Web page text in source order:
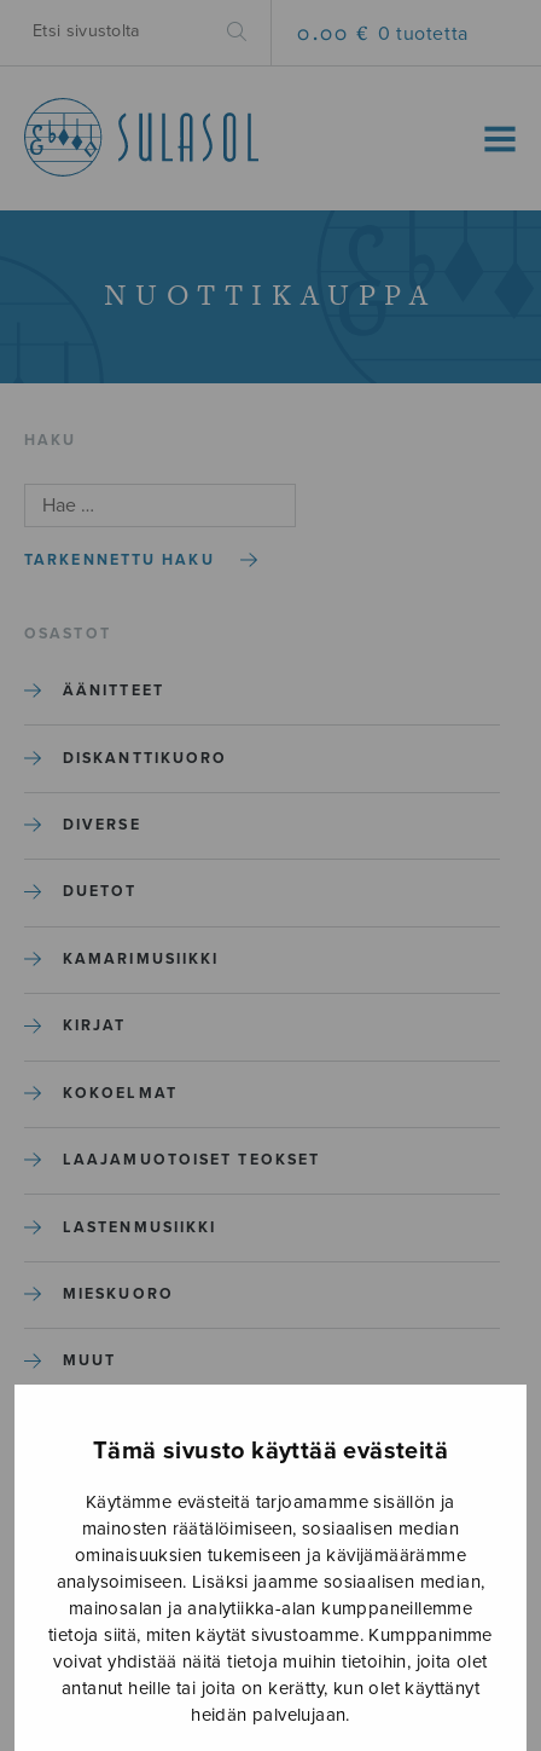
Tämä sivusto käyttää evästeitä
Käytämme evästeitä tarjoamamme sisällön ja
mainosten räätälöimiseen, sosiaalisen median
ominaisuuksien tukemiseen ja kävijämäärämme
analysoimiseen. Lisäksi jaamme sosiaalisen median,
mainosalan ja analytiikka-alan kumppaneillemme
tietoja siitä, miten käytät sivustoamme. Kumppanimme
voivat yhdistää näitä tietoja muihin tietoihin, joita olet
antanut heille tai joita on kerätty, kun olet käyttänyt
heidän palvelujaan.
0.00 € 0 tuotetta
MENU
NUOTTIKAUPPA
HAKU
TARKENNETTU HAKU
OSASTOT
ÄÄNITTEET
DISKANTTIKUORO
DIVERSE
DUETOT
KAMARIMUSIIKKI
KIRJAT
KOKOELMAT
LAAJAMUOTOISET TEOKSET
LASTENMUSIIKKI
MIESKUORO
MUUT
SEKAKUORO
SOITINKOULUT JA OPPAAT
SOITINMUSIIKKI
YKSINLAULU